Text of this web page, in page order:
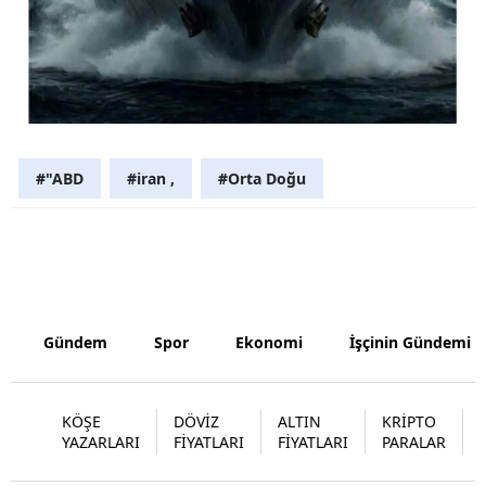
Samsun
Siirt
Sinop
Tunceli
Uşak
Van
#"ABD #iran , #Orta Doğu
Gündem Spor Ekonomi İşçinin Gündemi
KÖŞE
YAZARLARI
DÖVİZ
FİYATLARI
ALTIN
FİYATLARI
KRİPTO
PARALAR